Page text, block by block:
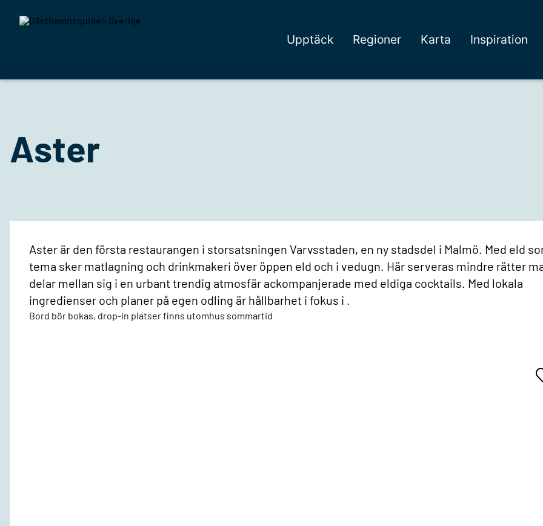
Upptäck Regioner Karta Inspiration
Aster
Aster är den första restaurangen i storsatsningen Varvsstaden, en ny stadsdel i Malmö. Med eld
tema sker matlagning och drinkmakeri över öppen eld och i vedugn. Här serveras mindre rätter
delar mellan sig i en urbant trendig atmosfär ackompanjerade med eldiga cocktails. Med lokala
ingredienser och planer på egen odling är hållbarhet i fokus i .
Bord bör bokas, drop-in platser finns utomhus sommartid